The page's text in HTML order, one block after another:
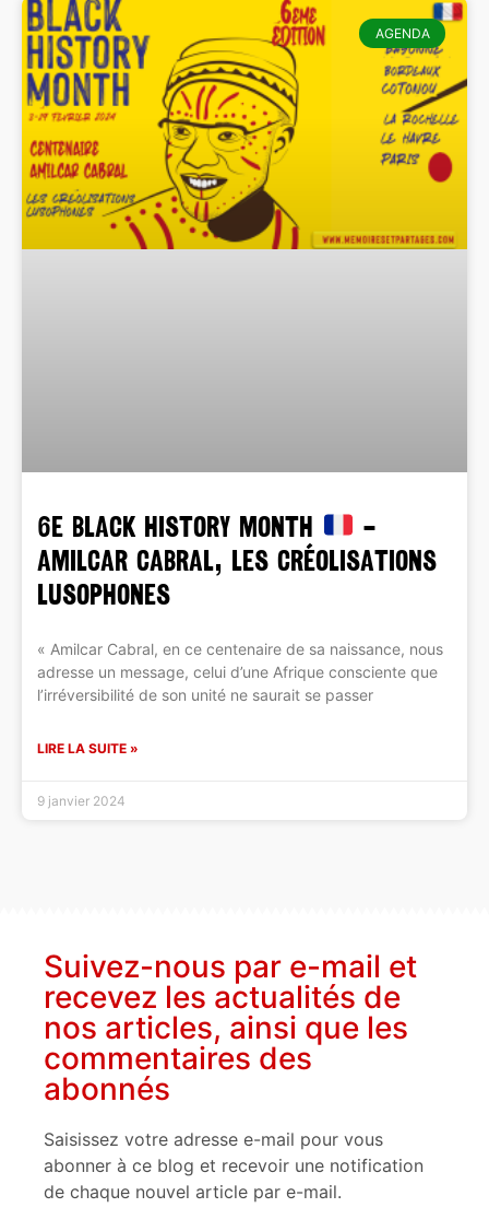
AGENDA
6e BLACK HISTORY MONTH
–
AMILCAR CABRAL, LES CRÉOLISATIONS
LUSOPHONES
« Amilcar Cabral, en ce centenaire de sa naissance, nous
adresse un message, celui d’une Afrique consciente que
l’irréversibilité de son unité ne saurait se passer
LIRE LA SUITE »
9 janvier 2024
Suivez-nous par e-mail et
recevez les actualités de
nos articles, ainsi que les
commentaires des
abonnés
Saisissez votre adresse e-mail pour vous
abonner à ce blog et recevoir une notification
de chaque nouvel article par e-mail.